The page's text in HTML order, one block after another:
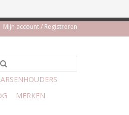
Mijn account / Registreren
MERKEN